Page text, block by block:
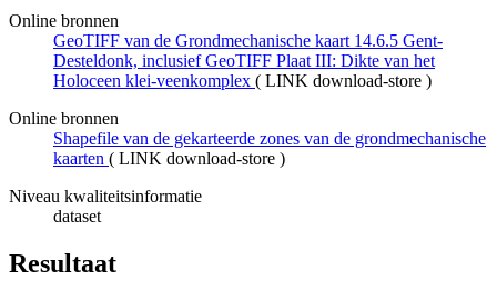
Online bronnen
GeoTIFF van de Grondmechanische kaart 14.6.5 Gent-
Desteldonk, inclusief GeoTIFF Plaat III: Dikte van het
Holoceen klei-veenkomplex ( LINK download-store )
Online bronnen
Shapefile van de gekarteerde zones van de grondmechanische
kaarten ( LINK download-store )
Niveau kwaliteitsinformatie
dataset
Resultaat